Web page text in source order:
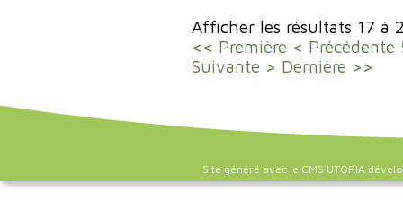
Afficher les résultats 17 à
<< Première < Précédente
Suivante > Dernière >>
Site généré avec le CMS UTOPIA